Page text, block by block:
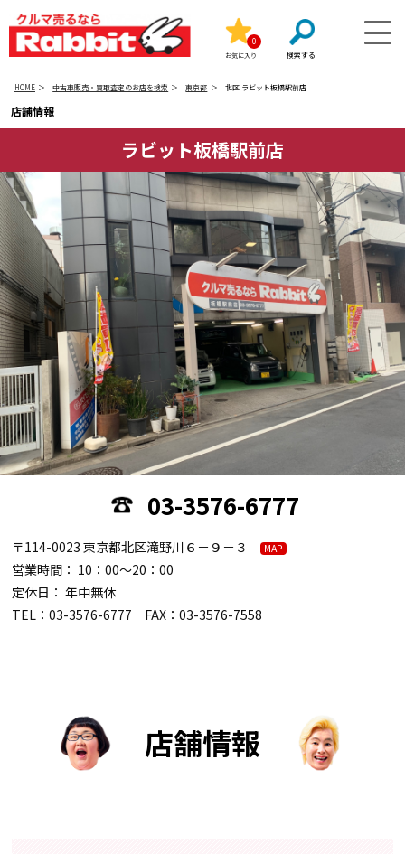
お気に入り
0
HOME 中古車販売・買取査定のお店を検索 東京都 北区 ラビット板橋駅前店
店舗情報
ラビット板橋駅前店
03-3576-6777
〒114-0023 東京都北区滝野川６－９－３ MAP
営業時間： 10：00～20：00
定休日： 年中無休
TEL：03-3576-6777 FAX：03-3576-7558
店舗情報